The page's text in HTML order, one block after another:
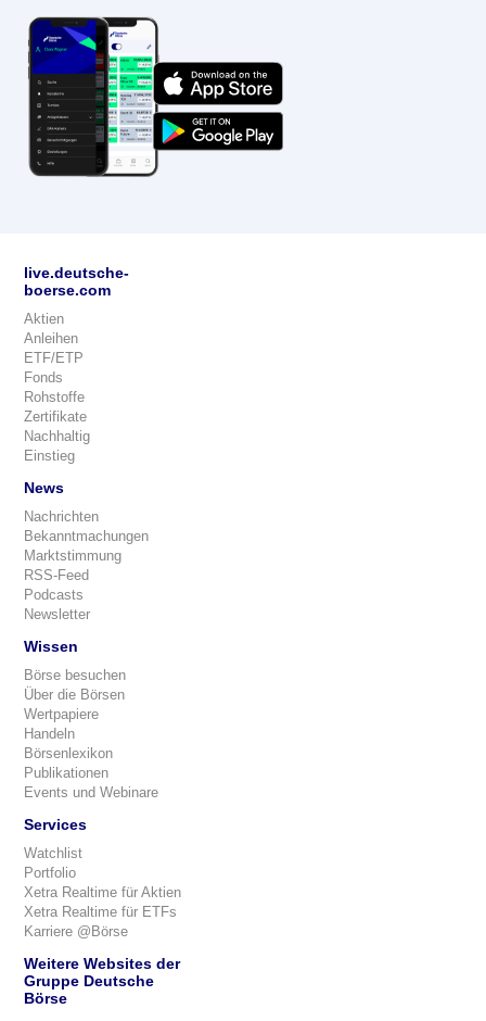
live.deutsche-
boerse.com
Aktien
Anleihen
ETF/ETP
Fonds
Rohstoffe
Zertifikate
Nachhaltig
Einstieg
News
Nachrichten
Bekanntmachungen
Marktstimmung
RSS-Feed
Podcasts
Newsletter
Wissen
Börse besuchen
Über die Börsen
Wertpapiere
Handeln
Börsenlexikon
Publikationen
Events und Webinare
Services
Watchlist
Portfolio
Xetra Realtime für Aktien
Xetra Realtime für ETFs
Karriere @Börse
Weitere Websites der
Gruppe Deutsche
Börse